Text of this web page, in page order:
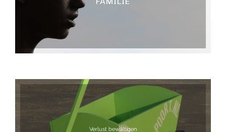
Verlust bewältigen